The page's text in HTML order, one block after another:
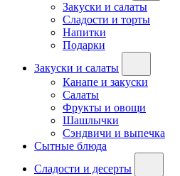
Закуски и салаты
Сладости и торты
Напитки
Подарки
Закуски и салаты
Канапе и закуски
Салаты
Фрукты и овощи
Шашлычки
Сэндвичи и выпечка
Сытные блюда
Сладости и десерты